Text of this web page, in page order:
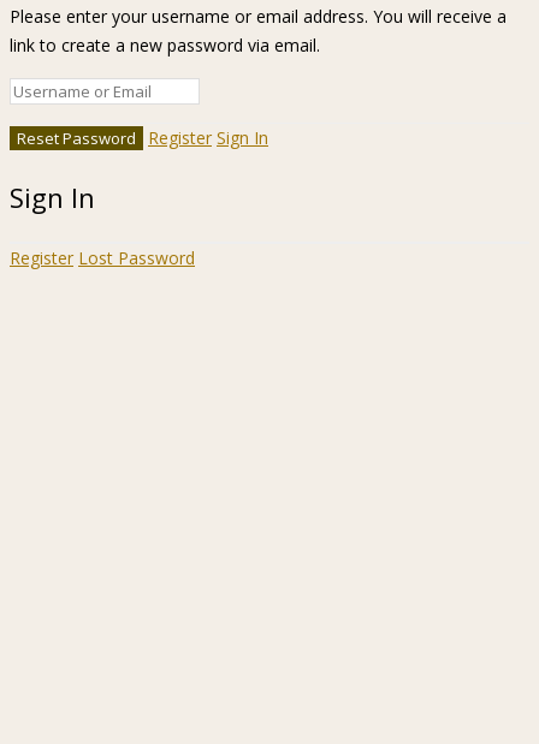
Please enter your username or email address. You will receive a
link to create a new password via email.
Register Sign In
Sign In
Register Lost Password